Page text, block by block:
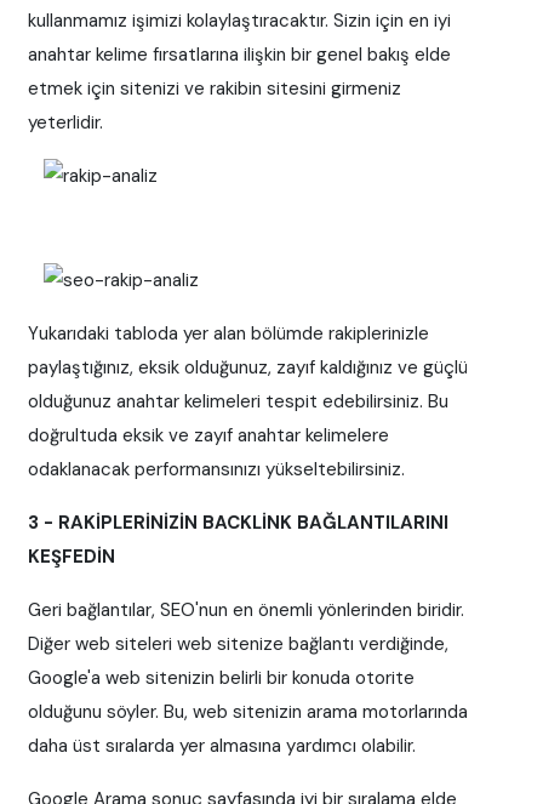
kullanmamız işimizi kolaylaştıracaktır. Sizin için en iyi
anahtar kelime fırsatlarına ilişkin bir genel bakış elde
etmek için sitenizi ve rakibin sitesini girmeniz
yeterlidir.
Yukarıdaki tabloda yer alan bölümde rakiplerinizle
paylaştığınız, eksik olduğunuz, zayıf kaldığınız ve güçlü
olduğunuz anahtar kelimeleri tespit edebilirsiniz. Bu
doğrultuda eksik ve zayıf anahtar kelimelere
odaklanacak performansınızı yükseltebilirsiniz.
3 - RAKİPLERİNİZİN BACKLİNK BAĞLANTILARINI
KEŞFEDİN
Geri bağlantılar, SEO'nun en önemli yönlerinden biridir.
Diğer web siteleri web sitenize bağlantı verdiğinde,
Google'a web sitenizin belirli bir konuda otorite
olduğunu söyler. Bu, web sitenizin arama motorlarında
daha üst sıralarda yer almasına yardımcı olabilir.
Google Arama sonuç sayfasında iyi bir sıralama elde